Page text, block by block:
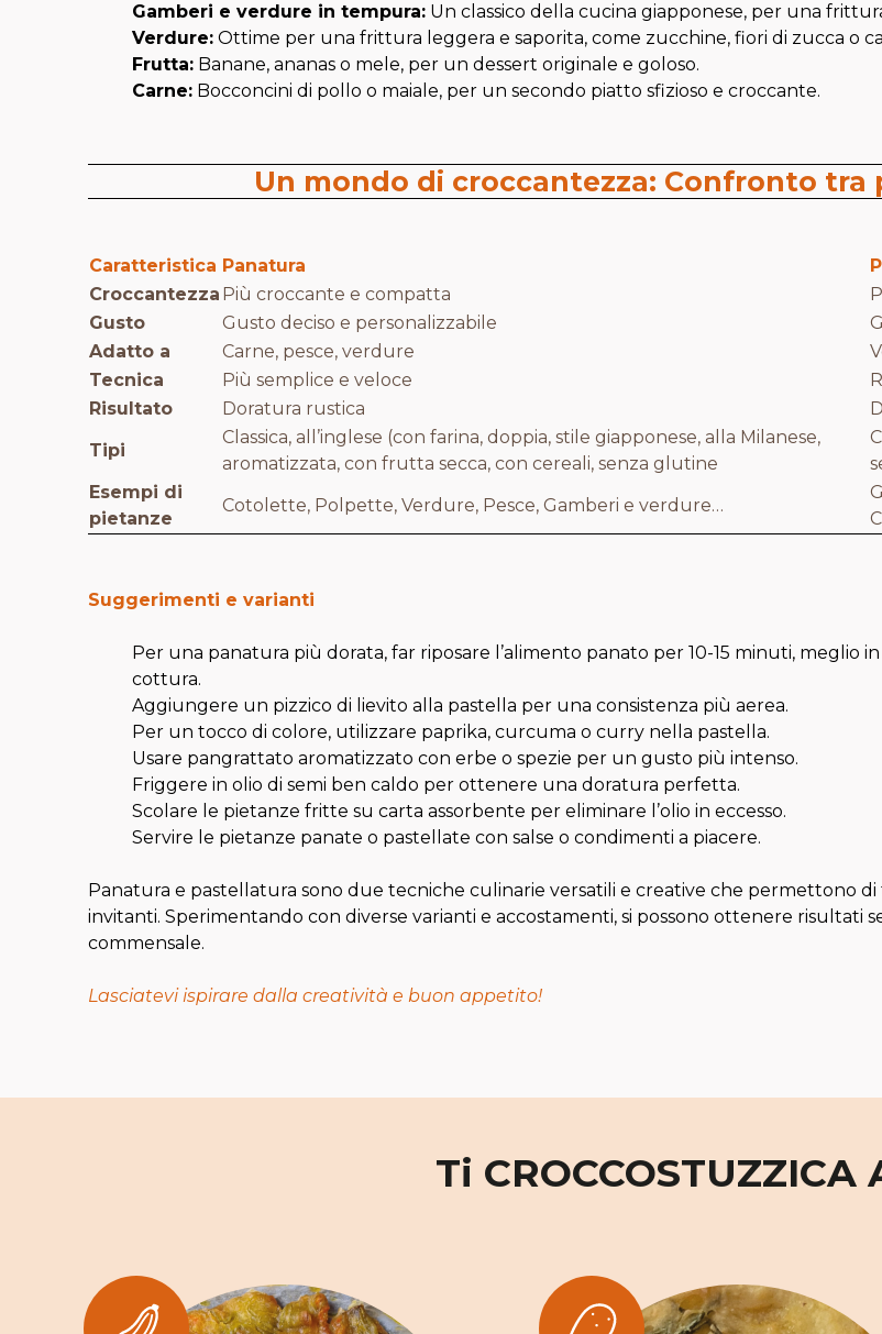
Gamberi e verdure in tempura: Un classico della cucina giapponese, per una
Verdure: Ottime per una frittura leggera e saporita, come zucchine, fiori di zucca o
Frutta: Banane, ananas o mele, per un dessert originale e goloso.
Carne: Bocconcini di pollo o maiale, per un secondo piatto sfizioso e croccante.
Un mondo di croccantezza: Confronto
Caratteristica Panatura
Croccantezza Più croccante e compatta
Gusto
Gusto deciso e personalizzabile
Adatto a
Carne, pesce, verdure
Tecnica
Più semplice e veloce
Risultato
Doratura rustica
Tipi
Classica, all’inglese (con farina, doppia, stile giapponese, alla Milanese,
aromatizzata, con frutta secca, con cereali, senza glutine
Esempi di
pietanze
Cotolette, Polpette, Verdure, Pesce, Gamberi e verdure…
Suggerimenti e varianti
Per una panatura più dorata, far riposare l’alimento panato per 10-15 minuti, meglio
cottura.
Aggiungere un pizzico di lievito alla pastella per una consistenza più aerea.
Per un tocco di colore, utilizzare paprika, curcuma o curry nella pastella.
Usare pangrattato aromatizzato con erbe o spezie per un gusto più intenso.
Friggere in olio di semi ben caldo per ottenere una doratura perfetta.
Scolare le pietanze fritte su carta assorbente per eliminare l’olio in eccesso.
Servire le pietanze panate o pastellate con salse o condimenti a piacere.
Panatura e pastellatura sono due tecniche culinarie versatili e creative che permettono
invitanti. Sperimentando con diverse varianti e accostamenti, si possono ottenere
commensale.
Lasciatevi ispirare dalla creatività e buon appetito!
Ti CROCCOSTUZZICA